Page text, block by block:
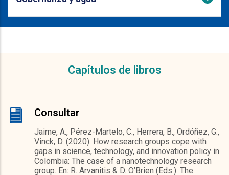
Capítulos de libros
Consultar
Jaime, A., Pérez-Martelo, C., Herrera, B., Ordóñez, G.,
Vinck, D. (2020). How research groups cope with
gaps in science, technology, and innovation policy in
Colombia: The case of a nanotechnology research
group. En: R. Arvanitis & D. O’Brien (Eds.). The